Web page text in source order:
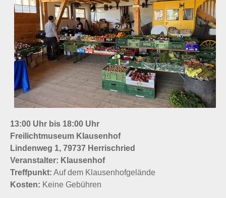
13:00 Uhr bis 18:00 Uhr
Freilichtmuseum Klausenhof
Lindenweg 1, 79737 Herrischried
Veranstalter: Klausenhof
Treffpunkt: Auf dem Klausenhofgelände
Kosten: Keine Gebühren